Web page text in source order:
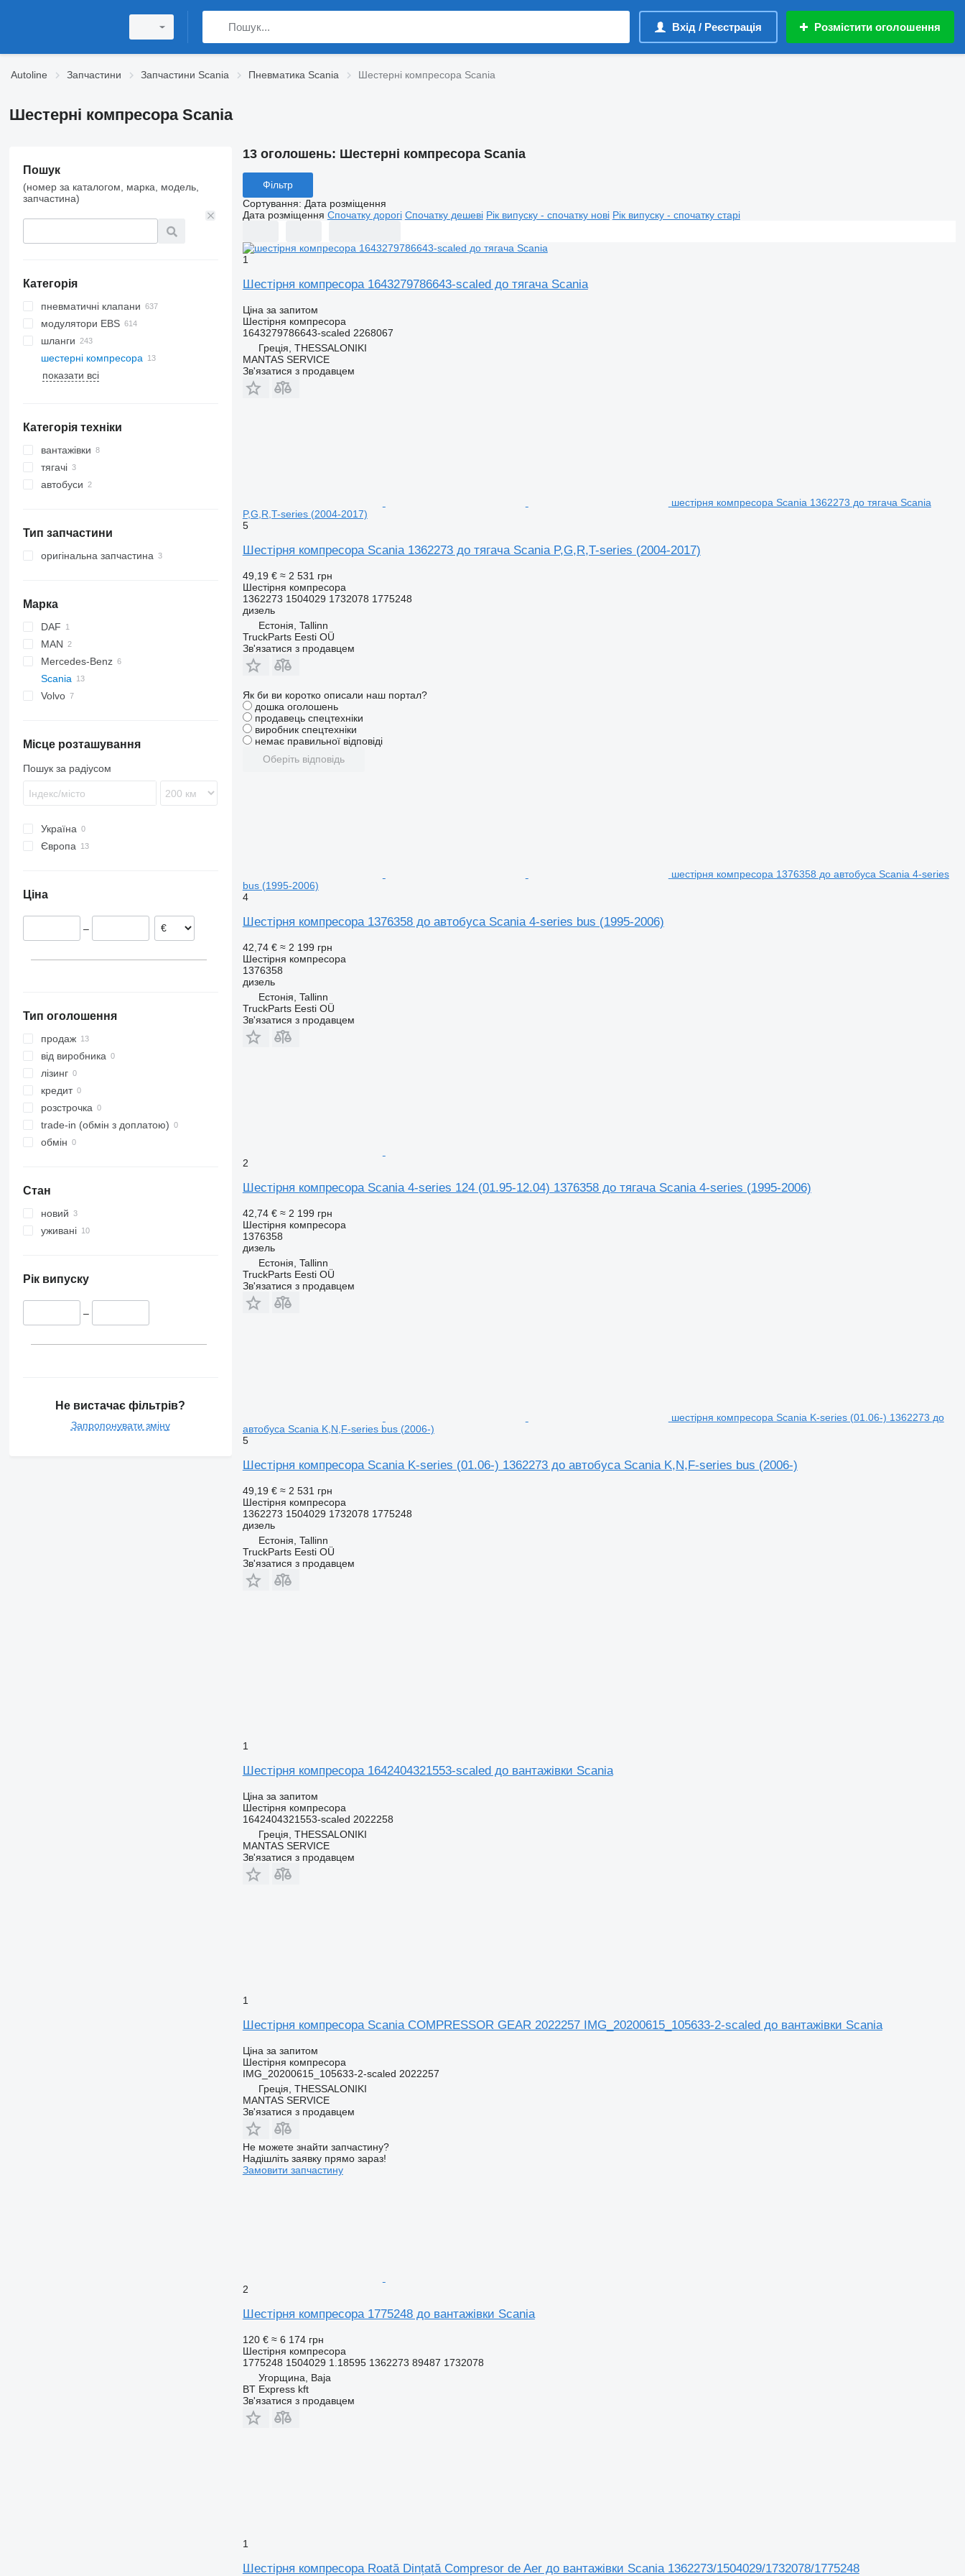
Вхід / Реєстрація Розмістити оголошення
Autoline Запчастини Запчастини Scania Пневматика Scania Шестерні компресора Scania
Шестерні компресора Scania
Пошук
(номер за каталогом, марка, модель,
запчастина)
Категорія
пневматичні клапани
модулятори EBS
шланги
шестерні компресора
показати всі
Категорія техніки
вантажівки
тягачі
автобуси
Тип запчастини
оригінальна запчастина
Марка
DAF
CF
MAN
TGL
TGM
TGS
Mercedes-Benz
A-Class
Actros
Atego
Scania
Volvo
VNL
Місце розташування
Пошук за радіусом
Україна
Європа
Угорщина
Ціна
–
Тип оголошення
продаж
від виробника
лізинг
кредит
розстрочка
trade-in (обмін з доплатою)
обмін
Стан
новий
уживані
Рік випуску
–
Не вистачає фільтрів?
Запропонувати зміну
13 оголошень: Шестерні компресора Scania
Фільтр
Сортування: Дата розміщення
Дата розміщення Спочатку дорогі Спочатку дешеві Рік випуску - спочатку нові Рік випуску - спочатку старі
1
Шестірня компресора 1643279786643-scaled до тягача Scania
Ціна за запитом
Шестірня компресора
1643279786643-scaled 2268067
Греція, THESSALONIKI
MANTAS SERVICE
Зв'язатися з продавцем
шестірня компресора Scania 1362273 до тягача Scania
P,G,R,T-series (2004-2017)
5
Шестірня компресора Scania 1362273 до тягача Scania P,G,R,T-series (2004-2017)
49,19 € ≈ 2 531 грн
Шестірня компресора
1362273 1504029 1732078 1775248
дизель
Естонія, Tallinn
TruckParts Eesti OÜ
Зв'язатися з продавцем
Як би ви коротко описали наш портал?
дошка оголошень
продавець спецтехніки
виробник спецтехніки
немає правильної відповіді
Оберіть відповідь
шестірня компресора 1376358 до автобуса Scania 4-series
bus (1995-2006)
4
Шестірня компресора 1376358 до автобуса Scania 4-series bus (1995-2006)
42,74 € ≈ 2 199 грн
Шестірня компресора
1376358
дизель
Естонія, Tallinn
TruckParts Eesti OÜ
Зв'язатися з продавцем
2
Шестірня компресора Scania 4-series 124 (01.95-12.04) 1376358 до тягача Scania 4-series (1995-2006)
42,74 € ≈ 2 199 грн
Шестірня компресора
1376358
дизель
Естонія, Tallinn
TruckParts Eesti OÜ
Зв'язатися з продавцем
шестірня компресора Scania K-series (01.06-) 1362273 до
автобуса Scania K,N,F-series bus (2006-)
5
Шестірня компресора Scania K-series (01.06-) 1362273 до автобуса Scania K,N,F-series bus (2006-)
49,19 € ≈ 2 531 грн
Шестірня компресора
1362273 1504029 1732078 1775248
дизель
Естонія, Tallinn
TruckParts Eesti OÜ
Зв'язатися з продавцем
1
Шестірня компресора 1642404321553-scaled до вантажівки Scania
Ціна за запитом
Шестірня компресора
1642404321553-scaled 2022258
Греція, THESSALONIKI
MANTAS SERVICE
Зв'язатися з продавцем
1
Шестірня компресора Scania COMPRESSOR GEAR 2022257 IMG_20200615_105633-2-scaled до вантажівки Scania
Ціна за запитом
Шестірня компресора
IMG_20200615_105633-2-scaled 2022257
Греція, THESSALONIKI
MANTAS SERVICE
Зв'язатися з продавцем
Не можете знайти запчастину?
Надішліть заявку прямо зараз!
Замовити запчастину
2
Шестірня компресора 1775248 до вантажівки Scania
120 € ≈ 6 174 грн
Шестірня компресора
1775248 1504029 1.18595 1362273 89487 1732078
Угорщина, Baja
BT Express kft
Зв'язатися з продавцем
1
Шестірня компресора Roată Dințată Compresor de Aer до вантажівки Scania 1362273/1504029/1732078/1775248